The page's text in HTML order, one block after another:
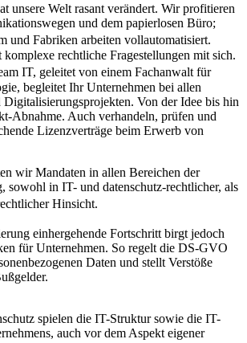
unsere Welt rasant verändert. Wir profitieren
und dem papierlosen Büro;
und Fabriken arbeiten vollautomatisiert.
rechtliche Fragestellungen mit sich.
IT, geleitet von einem Fachanwalt für
begleitet Ihr Unternehmen bei allen
Von der Idee bis hin
Abnahme. Auch verhandeln, prüfen und
Lizenzverträge beim Erwerb von
wir Mandaten in allen Bereichen der
sowohl in IT- und datenschutz-rechtlicher, als
Hinsicht.
einhergehende Fortschritt birgt jedoch
für Unternehmen. So regelt die DS-GVO
Daten und stellt Verstöße
spielen die IT-Struktur sowie die IT-
auch vor dem Aspekt eigener